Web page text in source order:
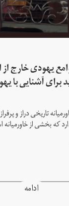
یهودی خارج از
برای آشنایی با
تاریخی دراز و
که بخشی از
ادامه